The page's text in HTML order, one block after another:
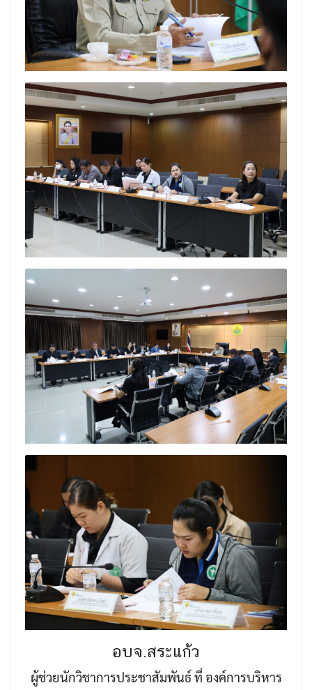
Search
Search
อบจ.สระแก้ว
ผู้ช่วยนักวิชาการประชาสัมพันธ์ ที่ องค์การบริหาร